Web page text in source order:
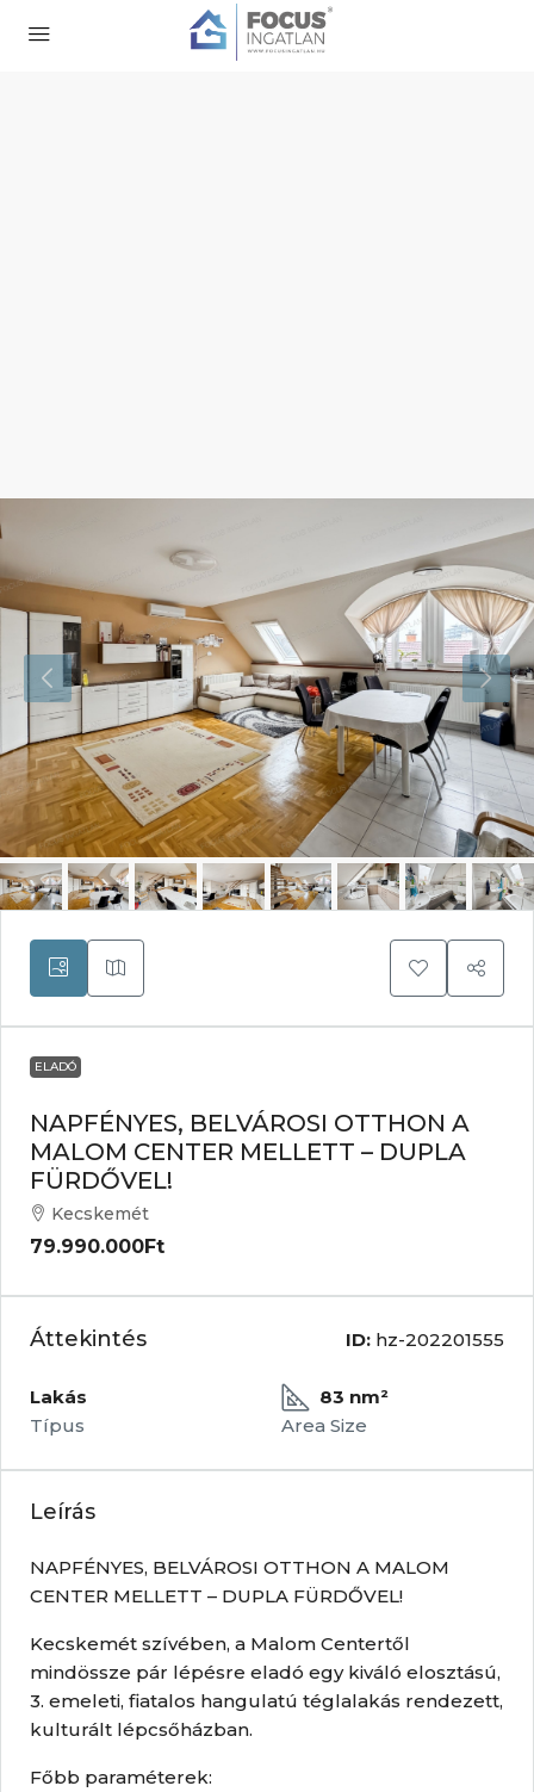
ELADÓ
NAPFÉNYES, BELVÁROSI OTTHON A
MALOM CENTER MELLETT – DUPLA
FÜRDŐVEL!
Kecskemét
79.990.000Ft
Áttekintés ID: hz-202201555
Lakás
Típus
83 nm²
Area Size
Leírás
NAPFÉNYES, BELVÁROSI OTTHON A MALOM
CENTER MELLETT – DUPLA FÜRDŐVEL!
Kecskemét szívében, a Malom Centertől
mindössze pár lépésre eladó egy kiváló elosztású,
3. emeleti, fiatalos hangulatú téglalakás rendezett,
kulturált lépcsőházban.
Főbb paraméterek: